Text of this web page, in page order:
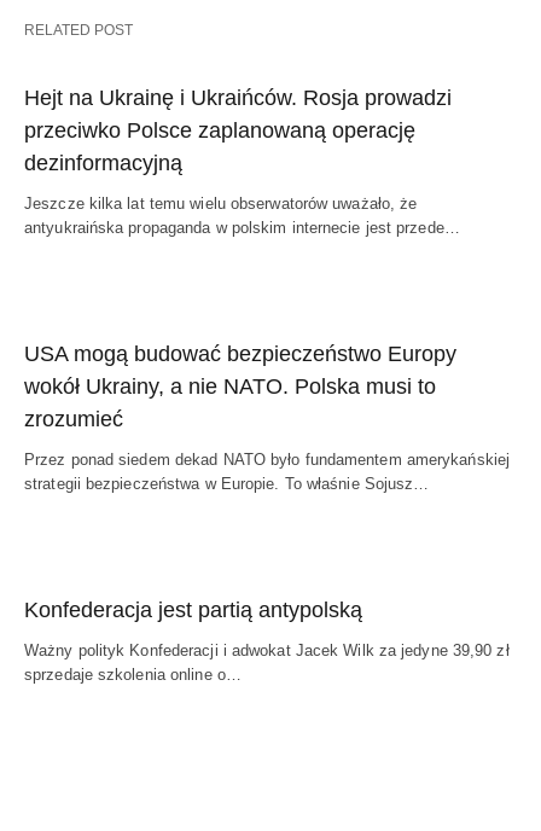
RELATED POST
Hejt na Ukrainę i Ukraińców. Rosja prowadzi
przeciwko Polsce zaplanowaną operację
dezinformacyjną
Jeszcze kilka lat temu wielu obserwatorów uważało, że
antyukraińska propaganda w polskim internecie jest przede…
USA mogą budować bezpieczeństwo Europy
wokół Ukrainy, a nie NATO. Polska musi to
zrozumieć
Przez ponad siedem dekad NATO było fundamentem amerykańskiej
strategii bezpieczeństwa w Europie. To właśnie Sojusz…
Konfederacja jest partią antypolską
Ważny polityk Konfederacji i adwokat Jacek Wilk za jedyne 39,90 zł
sprzedaje szkolenia online o…